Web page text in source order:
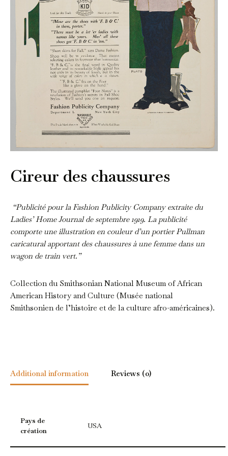
Cireur des chaussures
“Publicité pour la Fashion Publicity Company extraite du
Ladies’ Home Journal de septembre 1919. La publicité
comporte une illustration en couleur d’un portier Pullman
caricatural apportant des chaussures à une femme dans un
wagon de train vert.”
Collection du Smithsonian National Museum of African
American History and Culture (Musée national
Smithsonien de l’histoire et de la culture afro-américaines).
Additional information Reviews (0)
Pays de
création
USA